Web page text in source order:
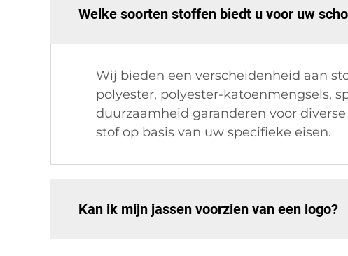
Welke soorten stoffen biedt u voor uw
Wij bieden een verscheidenheid aan
polyester, polyester-katoenmengsels,
duurzaamheid garanderen voor
stof op basis van uw specifieke eisen.
Kan ik mijn jassen voorzien van een logo?